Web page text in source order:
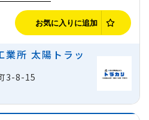
お気に入りに追加
1週間 プラン
385,000
宮城野区扇町3-8-15
業所 太陽トラッ
3-8-15